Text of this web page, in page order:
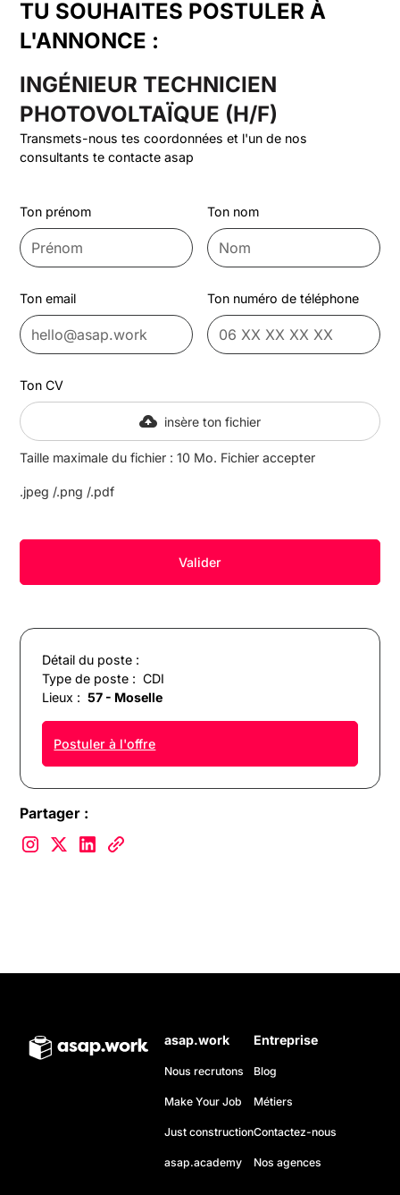
Détail du poste :
Type de poste : CDI
Lieux : 57 - Moselle
Postuler à l'offre
Partager :
TU SOUHAITES POSTULER À
L'ANNONCE :
INGÉNIEUR TECHNICIEN
PHOTOVOLTAÏQUE (H/F)
Transmets-nous tes coordonnées et l'un de nos
consultants te contacte asap
Ton prénom Ton nom
Ton email Ton numéro de téléphone
Ton CV
insère ton fichier
Taille maximale du fichier : 10 Mo. Fichier accepter
.jpeg /.png /.pdf
asap.work
Nous recrutons
Make Your Job
Just construction
asap.academy
Entreprise
Blog
Métiers
Contactez-nous
Nos agences